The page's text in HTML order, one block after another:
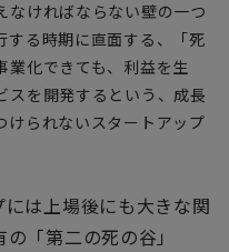
なければならない壁の一つ
する時期に直面する、「死
業化できても、利益を生
スを開発するという、成長
けられないスタートアップ
は上場後にも大きな関
「第二の死の谷」